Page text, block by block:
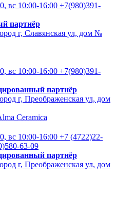
вс 10:00-16:00 +7(980)391-
партнёр
г, Славянская ул, дом №
вс 10:00-16:00 +7(980)391-
партнёр
г, Преображенская ул, дом
Ceramica
вс 10:00-16:00 +7 (4722)22-
63-09
партнёр
г, Преображенская ул, дом